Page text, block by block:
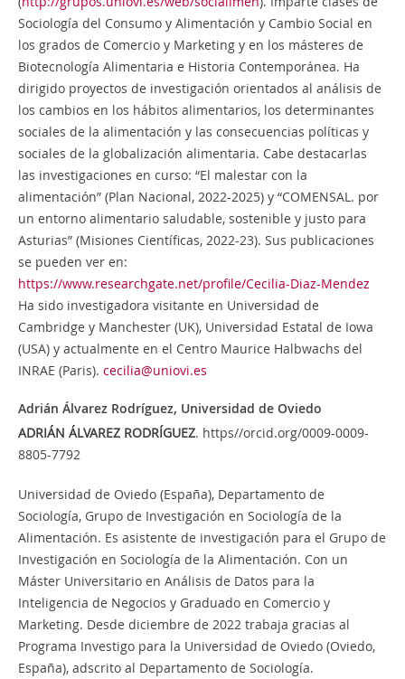
Sociología del Consumo y Alimentación y Cambio Social en
los grados de Comercio y Marketing y en los másteres de
Biotecnología Alimentaria e Historia Contemporánea. Ha
dirigido proyectos de investigación orientados al análisis de
los cambios en los hábitos alimentarios, los determinantes
sociales de la alimentación y las consecuencias políticas y
sociales de la globalización alimentaria. Cabe destacarlas
las investigaciones en curso: “El malestar con la
alimentación” (Plan Nacional, 2022-2025) y “COMENSAL. por
un entorno alimentario saludable, sostenible y justo para
Asturias” (Misiones Científicas, 2022-23). Sus publicaciones
se pueden ver en:
https://www.researchgate.net/profile/Cecilia-Diaz-Mendez
Ha sido investigadora visitante en Universidad de
Cambridge y Manchester (UK), Universidad Estatal de Iowa
(USA) y actualmente en el Centro Maurice Halbwachs del
INRAE (Paris). cecilia@uniovi.es
Adrián Álvarez Rodríguez, Universidad de Oviedo
ADRIÁN ÁLVAREZ RODRÍGUEZ. https//orcid.org/0009-0009-
8805-7792
Universidad de Oviedo (España), Departamento de
Sociología, Grupo de Investigación en Sociología de la
Alimentación. Es asistente de investigación para el Grupo de
Investigación en Sociología de la Alimentación. Con un
Máster Universitario en Análisis de Datos para la
Inteligencia de Negocios y Graduado en Comercio y
Marketing. Desde diciembre de 2022 trabaja gracias al
Programa Investigo para la Universidad de Oviedo (Oviedo,
España), adscrito al Departamento de Sociología.